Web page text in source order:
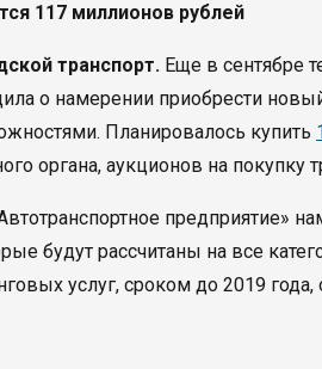
117 миллионов рублей
транспорт. Еще в сентябре
о намерении приобрести
Планировалось купить
органа, аукционов на покупку
предприятие»
будут рассчитаны на все
услуг, сроком до 2019